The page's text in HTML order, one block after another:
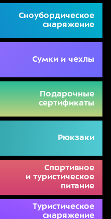
Сноубордическое
снаряжение
Сумки и чехлы
Подарочные
сертификаты
Рюкзаки
Спортивное
и туристическое
питание
Туристическое
снаряжение